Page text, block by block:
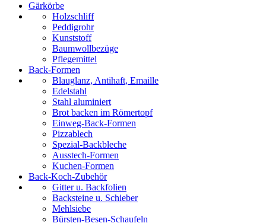
Gärkörbe
Holzschliff
Peddigrohr
Kunststoff
Baumwollbezüge
Pflegemittel
Back-Formen
Blauglanz, Antihaft, Emaille
Edelstahl
Stahl aluminiert
Brot backen im Römertopf
Einweg-Back-Formen
Pizzablech
Spezial-Backbleche
Ausstech-Formen
Kuchen-Formen
Back-Koch-Zubehör
Gitter u. Backfolien
Backsteine u. Schieber
Mehlsiebe
Bürsten-Besen-Schaufeln